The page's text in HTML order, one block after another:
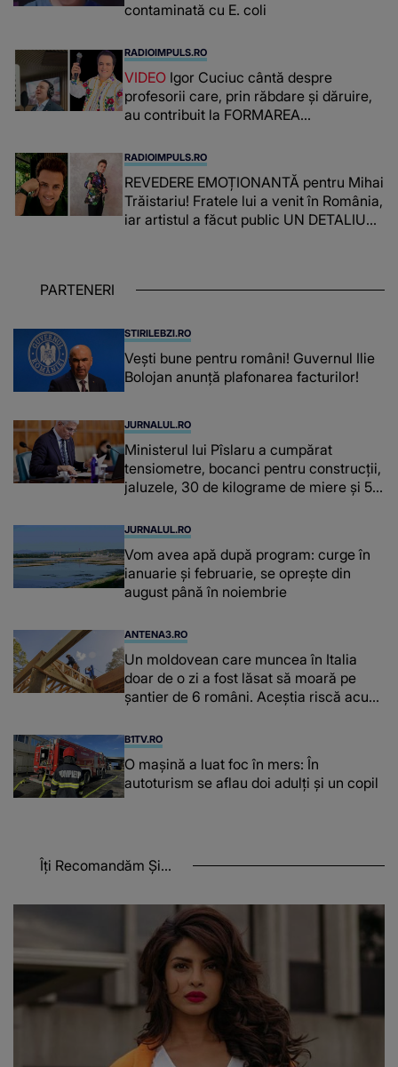
contaminată cu E. coli
RADIOIMPULS.RO
VIDEO Igor Cuciuc cântă despre
profesorii care, prin răbdare și dăruire,
au contribuit la FORMAREA
despre dascălii care lasă amprente
puternice ÎN SUFLETELE ELEVILOR,
chiar și după trecerea anilor: "De
fiecare dată când..."
RADIOIMPULS.RO
REVEDERE EMOȚIONANTĂ pentru Mihai
Trăistariu! Fratele lui a venit în România,
iar artistul a făcut public UN DETALIU
PARTENERI
STIRILEBZI.RO
Vești bune pentru români! Guvernul Ilie
Bolojan anunță plafonarea facturilor!
JURNALUL.RO
Ministerul lui Pîslaru a cumpărat
tensiometre, bocanci pentru construcții,
jaluzele, 30 de kilograme de miere și 50
JURNALUL.RO
Vom avea apă după program: curge în
ianuarie și februarie, se oprește din
august până în noiembrie
ANTENA3.RO
Un moldovean care muncea în Italia
doar de o zi a fost lăsat să moară pe
şantier de 6 români. Aceștia riscă acum
B1TV.RO
O maşină a luat foc în mers: În
autoturism se aflau doi adulți și un copil
Îți Recomandăm Și...